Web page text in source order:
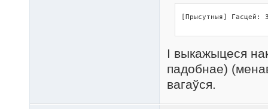
[Прысутныя]
І выкажыцеся
падобнае)
вагаўся.